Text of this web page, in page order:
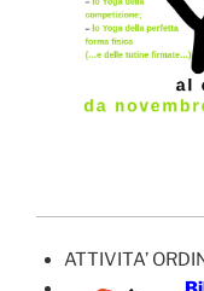
ATTIVITA’